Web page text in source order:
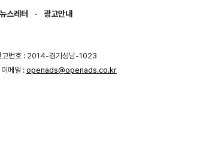
뉴스레터 광고안내
고번호 : 2014-경기성남-1023
이메일 : openads@openads.co.kr